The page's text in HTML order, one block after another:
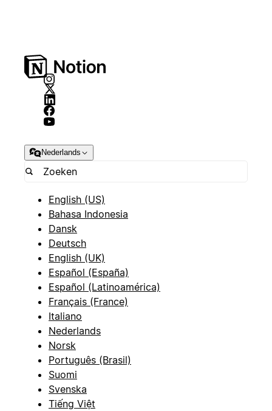
Nederlands
English (US)
Bahasa Indonesia
Dansk
Deutsch
English (UK)
Español (España)
Español (Latinoamérica)
Français (France)
Italiano
Nederlands
Norsk
Português (Brasil)
Suomi
Svenska
Tiếng Việt